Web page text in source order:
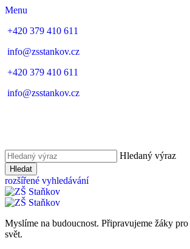
Menu
+420 379 410 611
info@zsstankov.cz
+420 379 410 611
info@zsstankov.cz
Hledaný výraz
Hledat
rozšířené vyhledávání
Myslíme na budoucnost. Připravujeme žáky
svět.